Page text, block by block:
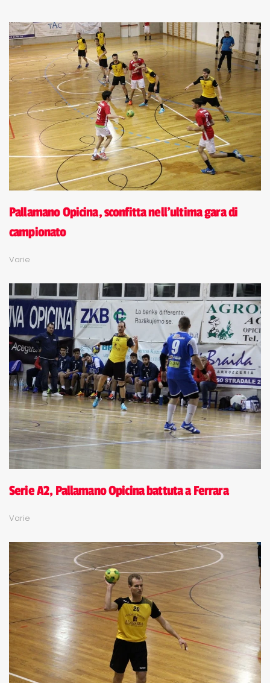
Pallamano Opicina, sconfitta nell'ultima gara di
campionato
Varie
Serie A2, Pallamano Opicina battuta a Ferrara
Varie